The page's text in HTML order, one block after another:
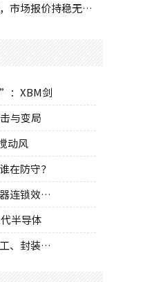
【台湾地区】需求力道依旧微弱，市场报价持稳无明显波动
：XBM剑
与变局
动风
在防守？
原厂预警、终端涨价不休，存储器连锁效应持
半导体
半导体迎新一轮扩产潮？晶圆代工、封装、光